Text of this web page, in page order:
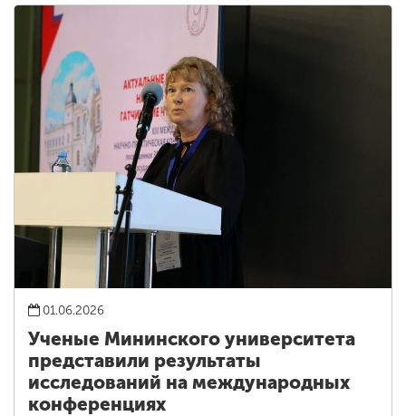
01.06.2026
Ученые Мининского университета
представили результаты
исследований на международных
конференциях